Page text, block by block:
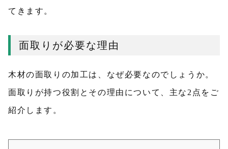
てきます。
面取りが必要な理由
木材の面取りの加工は、なぜ必要なのでしょうか。
面取りが持つ役割とその理由について、主な2点をご
紹介します。